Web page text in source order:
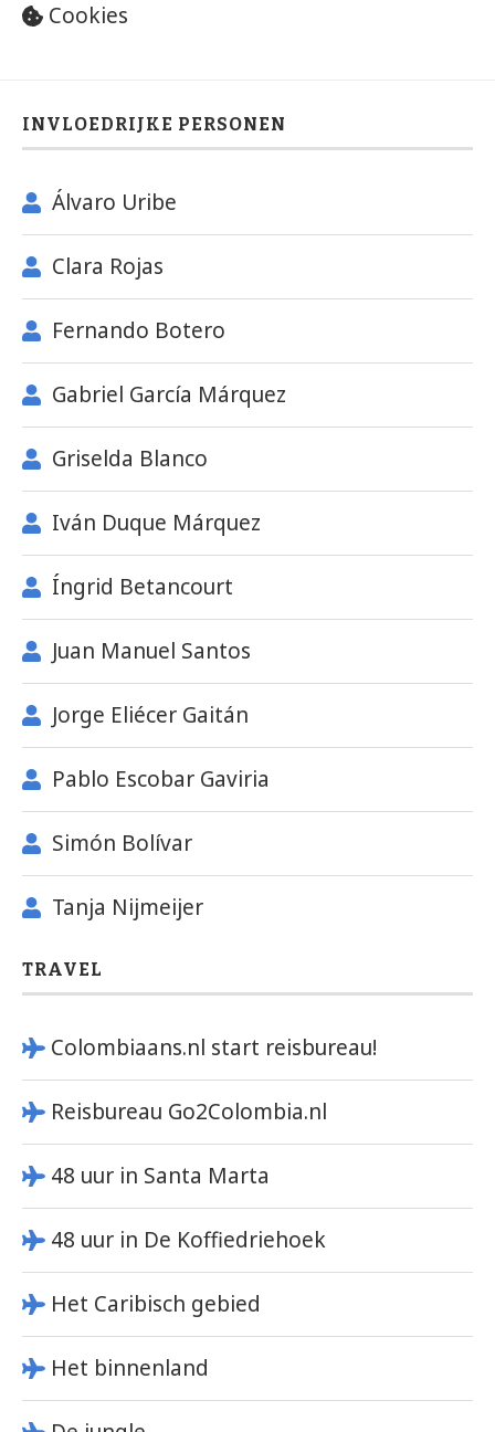
Cookies
INVLOEDRIJKE PERSONEN
Álvaro Uribe
Clara Rojas
Fernando Botero
Gabriel García Márquez
Griselda Blanco
Iván Duque Márquez
Íngrid Betancourt
Juan Manuel Santos
Jorge Eliécer Gaitán
Pablo Escobar Gaviria
Simón Bolívar
Tanja Nijmeijer
TRAVEL
Colombiaans.nl start reisbureau!
Reisbureau Go2Colombia.nl
48 uur in Santa Marta
48 uur in De Koffiedriehoek
Het Caribisch gebied
Het binnenland